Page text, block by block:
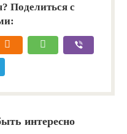
Поделиться с
интересно